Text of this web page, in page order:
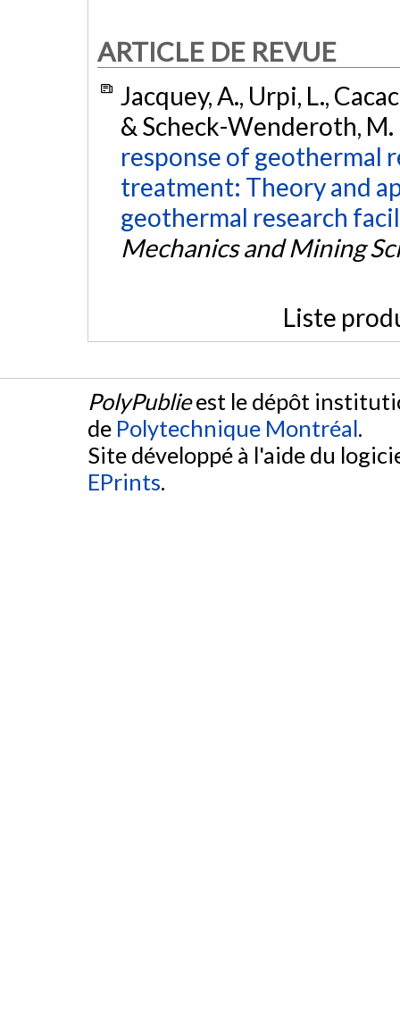
ARTICLE DE REVUE
Jacquey, A., Urpi, L.,
& Scheck-Wenderoth,
response of geothermal
treatment: Theory and
geothermal research
Mechanics and Mining
Liste
PolyPublieest le dépôt
de Polytechnique Montréal.
Site développé à l'aide du
EPrints.